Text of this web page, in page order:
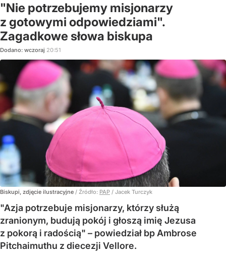
"Nie potrzebujemy misjonarzy
z gotowymi odpowiedziami".
Zagadkowe słowa biskupa
Dodano: wczoraj 20:51
Biskupi, zdjęcie ilustracyjne / Źródło: PAP / Jacek Turczyk
"Azja potrzebuje misjonarzy, którzy służą
zranionym, budują pokój i głoszą imię Jezusa
z pokorą i radością" – powiedział bp Ambrose
Pitchaimuthu z diecezji Vellore.